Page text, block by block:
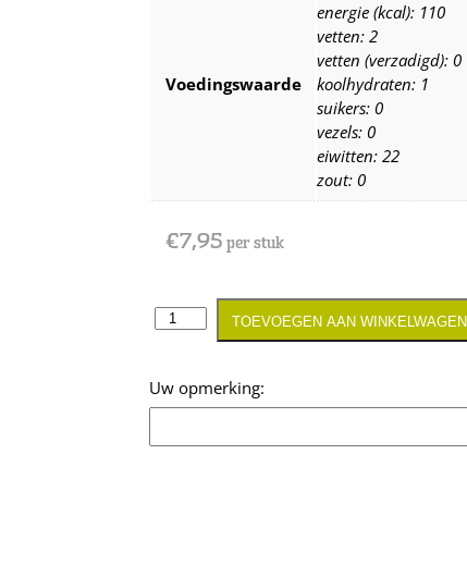
Voedingswaarde
energie (kcal): 110
vetten: 2
vetten (verzadigd): 0
koolhydraten: 1
suikers: 0
vezels: 0
eiwitten: 22
zout: 0
€7,95 per stuk
Opmerking
TOEVOEGEN AAN WINKELWAGEN